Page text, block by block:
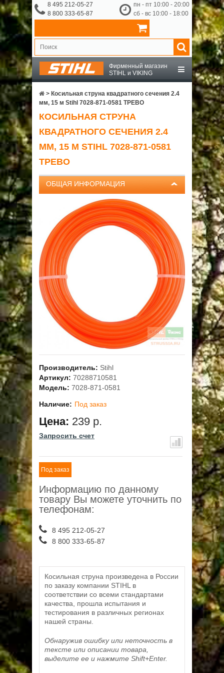
8 495 212-05-27
8 800 333-65-87
пн - пт 10:00 - 20:00
сб - вс 10:00 - 18:00
Фирменный магазин
STIHL и VIKING
STIHL
VIKING
OCHSENKOPF
О КОМПАНИИ
ДОСТАВКА
ОПЛАТА
ГАРАНТИЯ И СЕРВИС
ПОЛЬЗОВАТЕЛЬСКОЕ СОГЛАШЕНИЕ
КОНТАКТЫ
> Косильная струна квадратного сечения 2.4
мм, 15 м Stihl 7028-871-0581 ТРЕВО
КОСИЛЬНАЯ СТРУНА
КВАДРАТНОГО СЕЧЕНИЯ 2.4
ММ, 15 М STIHL 7028-871-0581
ТРЕВО
ОБЩАЯ ИНФОРМАЦИЯ
Производитель: Stihl
Артикул: 70288710581
Модель: 7028-871-0581
Наличие: Под заказ
Цена: 239 р.
Запросить счет
Под заказ
Информацию по данному
товару Вы можете уточнить по
телефонам:
8 495 212-05-27
8 800 333-65-87
Косильная струна произведена в России
по заказу компании STIHL в
соответствии со всеми стандартами
качества, прошла испытания и
тестирования в различных регионах
нашей страны.
Обнаружив ошибку или неточность в
тексте или описании товара,
выделите ее и нажмите Shift+Enter.